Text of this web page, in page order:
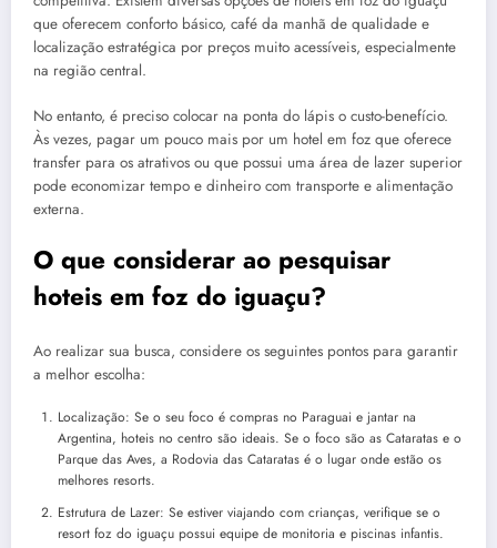
que oferecem conforto básico, café da manhã de qualidade e
localização estratégica por preços muito acessíveis, especialmente
na região central.
No entanto, é preciso colocar na ponta do lápis o custo-benefício.
Às vezes, pagar um pouco mais por um hotel em foz que oferece
transfer para os atrativos ou que possui uma área de lazer superior
pode economizar tempo e dinheiro com transporte e alimentação
externa.
O que considerar ao pesquisar
hoteis em foz do iguaçu?
Ao realizar sua busca, considere os seguintes pontos para garantir
a melhor escolha:
Localização: Se o seu foco é compras no Paraguai e jantar na
Argentina, hoteis no centro são ideais. Se o foco são as Cataratas e o
Parque das Aves, a Rodovia das Cataratas é o lugar onde estão os
melhores resorts.
Estrutura de Lazer: Se estiver viajando com crianças, verifique se o
resort foz do iguaçu possui equipe de monitoria e piscinas infantis.